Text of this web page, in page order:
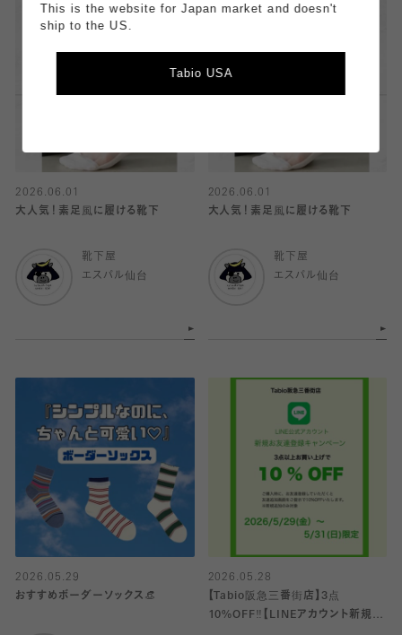
2026.06.01
大人気！素足風に履ける靴下
靴下屋
エスパル仙台
2026.06.01
大人気！素足風に履ける靴下
靴下屋
エスパル仙台
2026.05.29
おすすめボーダーソックス👒
2026.05.28
【Tabio阪急三番街店】3点
10%OFF‼︎【LINEアカウント新規お
This is the website for Japan market and doesn't
ship to the US.
Tabio USA